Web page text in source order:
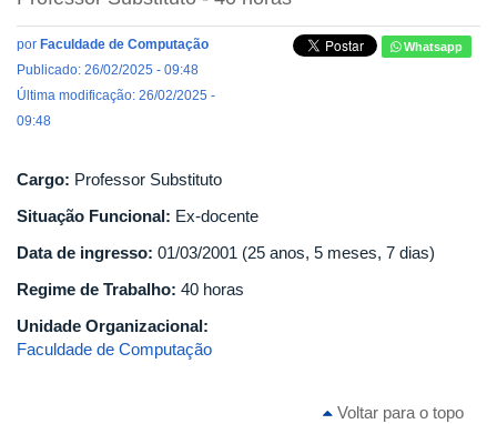
por Faculdade de Computação
Publicado: 26/02/2025 - 09:48
Última modificação: 26/02/2025 -
09:48
Whatsapp
Cargo: Professor Substituto
Situação Funcional: Ex-docente
Data de ingresso: 01/03/2001 (25 anos, 5 meses, 7 dias)
Regime de Trabalho: 40 horas
Unidade Organizacional:
Faculdade de Computação
Voltar para o topo